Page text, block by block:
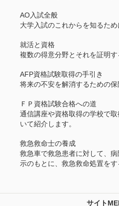
AO入試全般
大学入試のこれからを知るため
就活と資格
複数の得意分野とそれを証明
AFP資格試験取得の手引き
将来の不安を解消するための
ＦＰ資格試験合格への道
通信講座や資格取得の学校で
いて紹介します。
救急救命士の養成
救急車で救急患者に対して、
示のもとに、救急救命処置をす
サイト